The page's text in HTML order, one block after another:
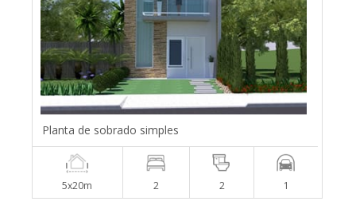
Planta de sobrado simples
5x20m 2 2 1